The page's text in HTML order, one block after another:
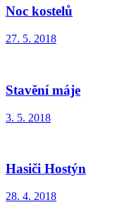
Noc kostelů
27. 5. 2018
Stavění máje
3. 5. 2018
Hasiči Hostýn
28. 4. 2018